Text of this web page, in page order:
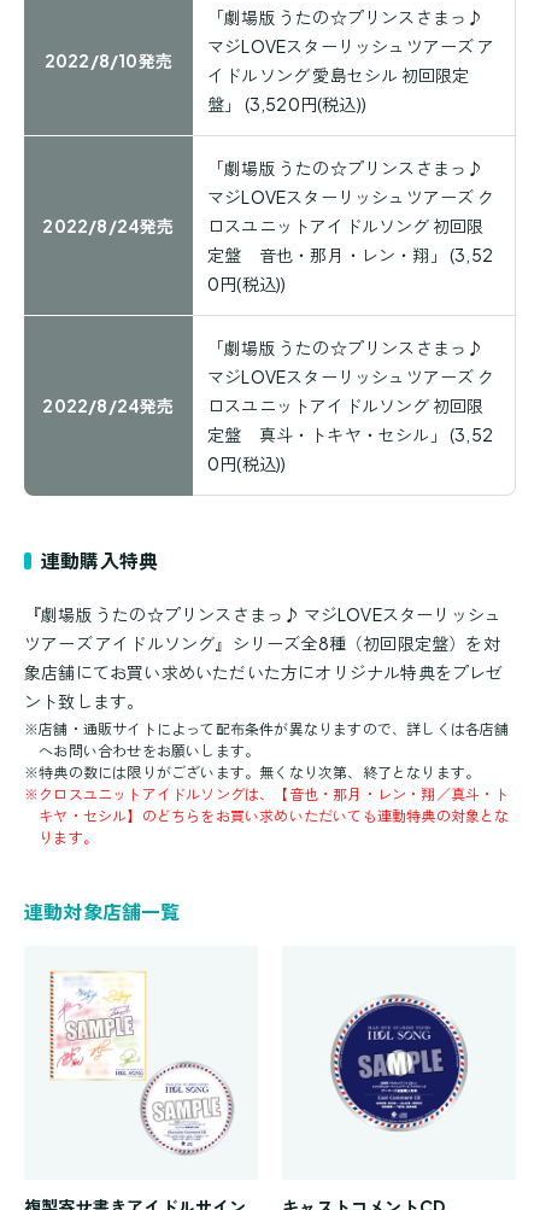
2022/8/10発売
「劇場版 うたの☆プリンスさまっ♪
マジLOVEスターリッシュツアーズ ア
イドルソング 愛島セシル 初回限定
盤」 (3,520円(税込))
2022/8/24発売
「劇場版 うたの☆プリンスさまっ♪
マジLOVEスターリッシュツアーズ ク
ロスユニットアイドルソング 初回限
定盤 音也・那月・レン・翔」 (3,52
0円(税込))
2022/8/24発売
「劇場版 うたの☆プリンスさまっ♪
マジLOVEスターリッシュツアーズ ク
ロスユニットアイドルソング 初回限
定盤 真斗・トキヤ・セシル」 (3,52
0円(税込))
連動購入特典
『劇場版 うたの☆プリンスさまっ♪ マジLOVEスターリッシュ
ツアーズ アイドルソング』シリーズ全8種（初回限定盤）を対
象店舗にてお買い求めいただいた方にオリジナル特典をプレゼ
ント致します。
※店舗・通販サイトによって配布条件が異なりますので、詳しくは各店舗
へお問い合わせをお願いします。
※特典の数には限りがございます。無くなり次第、終了となります。
※クロスユニットアイドルソングは、【音也・那月・レン・翔／真斗・ト
キヤ・セシル】のどちらをお買い求めいただいても連動特典の対象とな
ります。
連動対象店舗一覧